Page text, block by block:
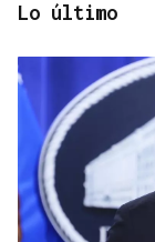
LA REVISTA
Lo último